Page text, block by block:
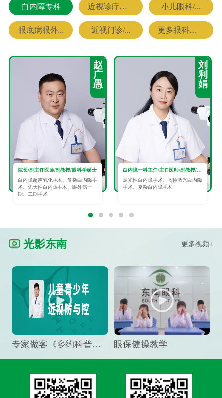
白内障专科 近视诊疗专科 小儿眼科/...
眼底病眼外... 近视门诊/... 更多眼科专家
赵
广
愚
院长/副主任医师/副教授/眼科学硕士
白内障超声乳化手术、复杂白内障手
术、先天性白内障手术、眼外伤一
期、二期手术
刘
利
娟
白内障一科主任/主任医师/副教授/眼科学硕士
屈光性白内障手术、飞秒激光白内障
手术、复杂白内障手术
光影东南 更多视频+
专家做客《乡约科普》栏目，预防孩子近视竟然这么“简单” 眼保健操教学